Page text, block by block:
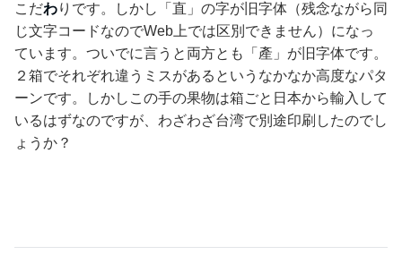
こだわりです。しかし「直」の字が旧字体（残念ながら同
じ文字コードなのでWeb上では区別できません）になっ
ています。ついでに言うと両方とも「產」が旧字体です。
２箱でそれぞれ違うミスがあるというなかなか高度なパタ
ーンです。しかしこの手の果物は箱ごと日本から輸入して
いるはずなのですが、わざわざ台湾で別途印刷したのでし
ょうか？